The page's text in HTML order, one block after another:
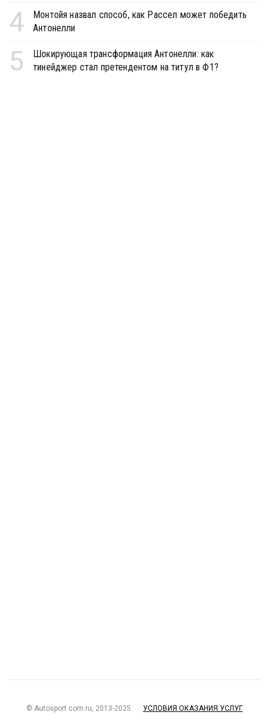
4
Монтойя назвал способ, как Рассел может победить
Антонелли
5
Шокирующая трансформация Антонелли: как
тинейджер стал претендентом на титул в Ф1?
© Autosport.com.ru, 2013-2025 УСЛОВИЯ ОКАЗАНИЯ УСЛУГ